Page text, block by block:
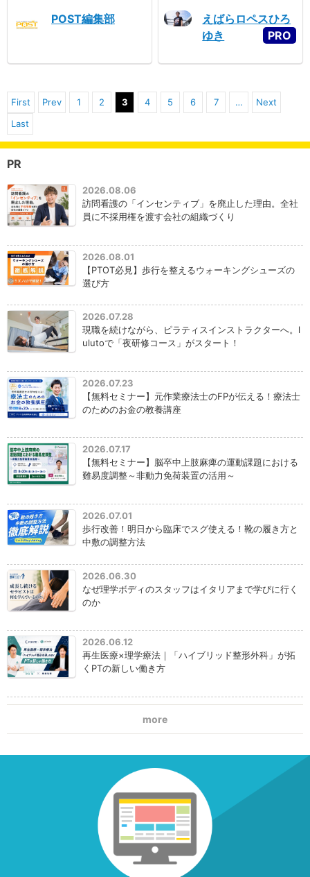
POST編集部
えばらロペスひろ
ゆき
First Prev 1 2 3 4 5 6 7 …
Next
Last
PR
2026.08.06
訪問看護の「インセンティブ」を廃止した理由。全社
員に不採用権を渡す会社の組織づくり
2026.08.01
【PTOT必見】歩行を整えるウォーキングシューズの
選び方
2026.07.28
現職を続けながら、ピラティスインストラクターへ。l
ulutoで「夜研修コース」がスタート！
2026.07.23
【無料セミナー】元作業療法士のFPが伝える！療法士
のためのお金の教養講座
2026.07.17
【無料セミナー】脳卒中上肢麻痺の運動課題における
難易度調整～非動力免荷装置の活用～
2026.07.01
歩行改善！明日から臨床でスグ使える！靴の履き方と
中敷の調整方法
2026.06.30
なぜ理学ボディのスタッフはイタリアまで学びに行く
のか
2026.06.12
再生医療×理学療法｜「ハイブリッド整形外科」が拓
くPTの新しい働き方
more